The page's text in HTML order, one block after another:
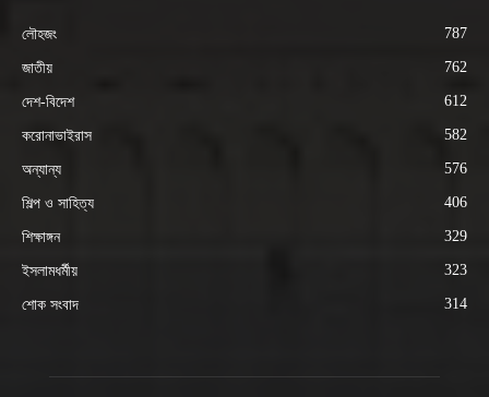
লৌহজং 787
জাতীয় 762
দেশ-বিদেশ 612
করোনাভাইরাস 582
অন্যান্য 576
শিল্প ও সাহিত্য 406
শিক্ষাঙ্গন 329
ইসলামধর্মীয় 323
শোক সংবাদ 314